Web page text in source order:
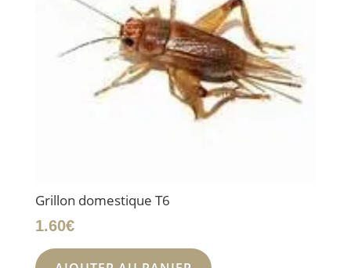
Grillon domestique T6
1.60€